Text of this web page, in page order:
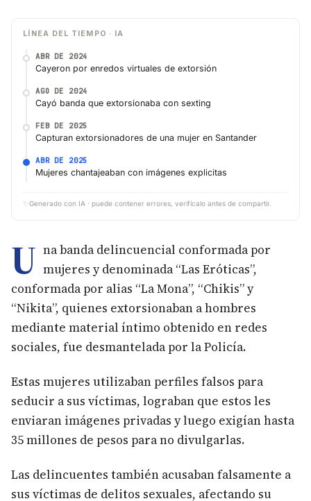
LÍNEA DEL TIEMPO · IA
ABR DE 2024
Cayeron por enredos virtuales de extorsión
AGO DE 2024
Cayó banda que extorsionaba con sexting
FEB DE 2025
Capturan extorsionadores de una mujer en Santander
ABR DE 2025
Mujeres chantajeaban con imágenes explicitas
✨ Generado con IA · puede contener errores, verifícalo antes de compartir.
U na banda delincuencial conformada por
mujeres y denominada “Las Eróticas”,
conformada por alias “La Mona”, “Chikis” y
“Nikita”, quienes extorsionaban a hombres
mediante material íntimo obtenido en redes
sociales, fue desmantelada por la Policía.
Estas mujeres utilizaban perfiles falsos para
seducir a sus víctimas, lograban que estos les
enviaran imágenes privadas y luego exigían hasta
35 millones de pesos para no divulgarlas.
Las delincuentes también acusaban falsamente a
sus víctimas de delitos sexuales, afectando su